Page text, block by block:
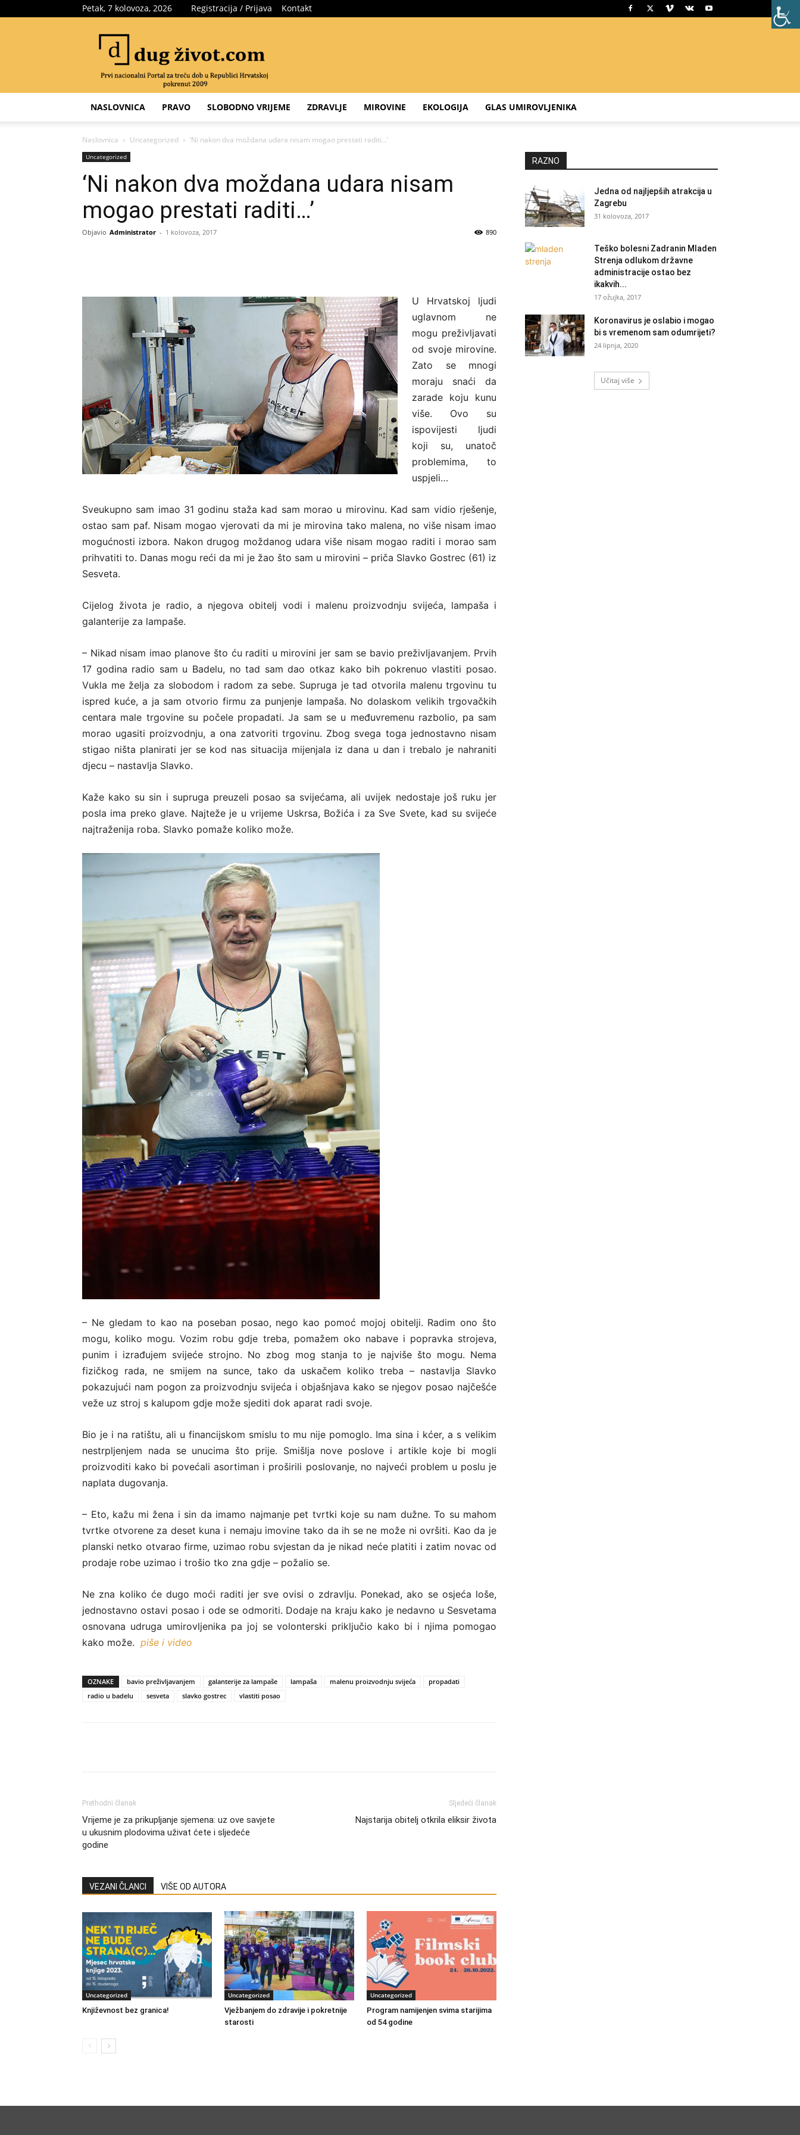
Petak, 7 kolovoza, 2026 Registracija / Prijava Kontakt
za
treću
dob
NASLOVNICA PRAVO SLOBODNO VRIJEME ZDRAVLJE MIROVINE EKOLOGIJA GLAS UMIROVLJENIKA
Naslovnica Uncategorized ‘Ni nakon dva moždana udara nisam mogao prestati raditi…’
Uncategorized
‘Ni nakon dva moždana udara nisam
mogao prestati raditi…’
Objavio Administrator - 1 kolovoza, 2017 890
U Hrvatskoj ljudi
uglavnom ne
mogu preživljavati
od svoje mirovine.
Zato se mnogi
moraju snaći da
zarade koju kunu
više. Ovo su
ispovijesti ljudi
koji su, unatoč
problemima, to
uspjeli…
Sveukupno sam imao 31 godinu staža kad sam morao u mirovinu. Kad sam vidio rješenje,
ostao sam paf. Nisam mogao vjerovati da mi je mirovina tako malena, no više nisam imao
mogućnosti izbora. Nakon drugog moždanog udara više nisam mogao raditi i morao sam
prihvatiti to. Danas mogu reći da mi je žao što sam u mirovini – priča Slavko Gostrec (61) iz
Sesveta.
Cijelog života je radio, a njegova obitelj vodi i malenu proizvodnju svijeća, lampaša i
galanterije za lampaše.
– Nikad nisam imao planove što ću raditi u mirovini jer sam se bavio preživljavanjem. Prvih
17 godina radio sam u Badelu, no tad sam dao otkaz kako bih pokrenuo vlastiti posao.
Vukla me želja za slobodom i radom za sebe. Supruga je tad otvorila malenu trgovinu tu
ispred kuće, a ja sam otvorio firmu za punjenje lampaša. No dolaskom velikih trgovačkih
centara male trgovine su počele propadati. Ja sam se u međuvremenu razbolio, pa sam
morao ugasiti proizvodnju, a ona zatvoriti trgovinu. Zbog svega toga jednostavno nisam
stigao ništa planirati jer se kod nas situacija mijenjala iz dana u dan i trebalo je nahraniti
djecu – nastavlja Slavko.
Kaže kako su sin i supruga preuzeli posao sa svijećama, ali uvijek nedostaje još ruku jer
posla ima preko glave. Najteže je u vrijeme Uskrsa, Božića i za Sve Svete, kad su svijeće
najtraženija roba. Slavko pomaže koliko može.
– Ne gledam to kao na poseban posao, nego kao pomoć mojoj obitelji. Radim ono što
mogu, koliko mogu. Vozim robu gdje treba, pomažem oko nabave i popravka strojeva,
punim i izrađujem svijeće strojno. No zbog mog stanja to je najviše što mogu. Nema
fizičkog rada, ne smijem na sunce, tako da uskačem koliko treba – nastavlja Slavko
pokazujući nam pogon za proizvodnju svijeća i objašnjava kako se njegov posao najčešće
veže uz stroj s kalupom gdje može sjediti dok aparat radi svoje.
Bio je i na ratištu, ali u financijskom smislu to mu nije pomoglo. Ima sina i kćer, a s velikim
nestrpljenjem nada se unucima što prije. Smišlja nove poslove i artikle koje bi mogli
proizvoditi kako bi povećali asortiman i proširili poslovanje, no najveći problem u poslu je
naplata dugovanja.
– Eto, kažu mi žena i sin da imamo najmanje pet tvrtki koje su nam dužne. To su mahom
tvrtke otvorene za deset kuna i nemaju imovine tako da ih se ne može ni ovršiti. Kao da je
planski netko otvarao firme, uzimao robu svjestan da je nikad neće platiti i zatim novac od
prodaje robe uzimao i trošio tko zna gdje – požalio se.
Ne zna koliko će dugo moći raditi jer sve ovisi o zdravlju. Ponekad, ako se osjeća loše,
jednostavno ostavi posao i ode se odmoriti. Dodaje na kraju kako je nedavno u Sesvetama
osnovana udruga umirovljenika pa joj se volonterski priključio kako bi i njima pomogao
kako može. piše i video
OZNAKE bavio preživljavanjem galanterije za lampaše lampaša malenu proizvodnju svijeća
propadati
radio u badelu
sesveta slavko gostrec vlastiti posao
Prethodni članak
Vrijeme je za prikupljanje sjemena: uz ove savjete
u ukusnim plodovima uživat ćete i sljedeće
godine
Sljedeći članak
Najstarija obitelj otkrila eliksir života
VEZANI ČLANCI VIŠE OD AUTORA
Uncategorized
Književnost bez granica!
Uncategorized
Vježbanjem do zdravije i pokretnije
starosti
Uncategorized
Program namijenjen svima starijima
od 54 godine
RAZNO
Jedna od najljepših atrakcija u
Zagrebu
31 kolovoza, 2017
Teško bolesni Zadranin Mladen
Strenja odlukom državne
administracije ostao bez
ikakvih...
17 ožujka, 2017
Koronavirus je oslabio i mogao
bi s vremenom sam odumrijeti?
24 lipnja, 2020
Učitaj više